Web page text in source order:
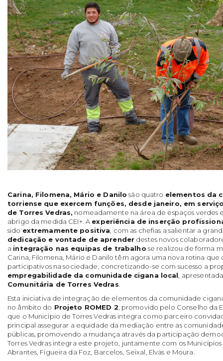
Carina, Filomena, Mário e Danilo são quatro elementos da
torriense que exercem funções, desde janeiro, em
de Torres Vedras, nomeadamente na área de espaços verdes
abrigo da medida CEI+. A experiência de inserção
sido extremamente positiva , com as chefias a salientar a
dedicação e vontade de aprender destes novos
a integração nas equipas de trabalho se realizou de forma
Carina, Filomena, Mário e Danilo têm agora uma nova rotina que
participativos na sociedade, concretizando-se com sucesso a
empregabilidade da comunidade cigana local ,
Comunitária de Torres Vedras
Esta iniciativa de integração de elementos da comunidade
no âmbito do Projeto ROMED 2 , promovido pelo Conselho da
que o Município de Torres Vedras integra como parceiro
principal assegurar a equidade da mediação entre as
públicas, promovendo a mudança através da participação
Torres Vedras integra este projeto, juntamente com os
Abrantes, Figueira da Foz, Barcelos, Seixal, Elvas e Moura.